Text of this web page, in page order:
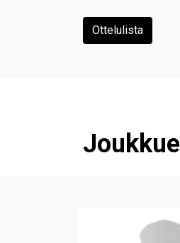
Ottelulista
Joukkue